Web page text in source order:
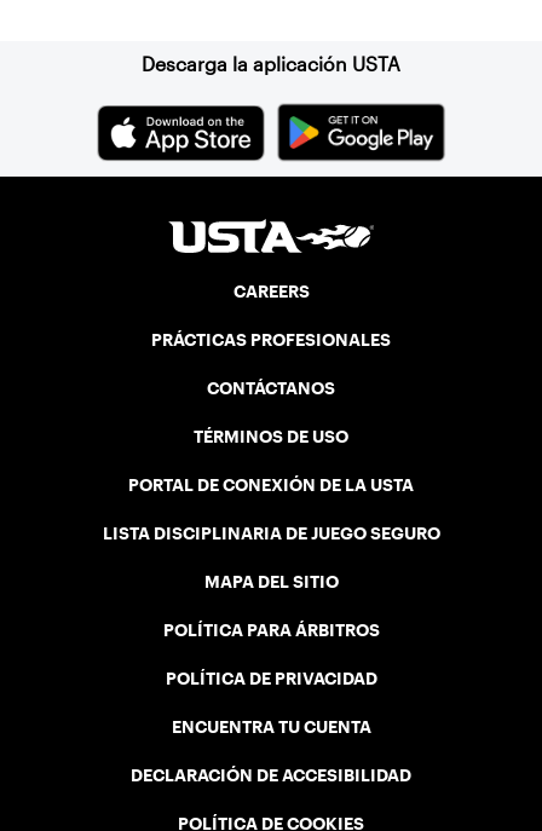
Descarga la aplicación USTA
CAREERS
PRÁCTICAS PROFESIONALES
CONTÁCTANOS
TÉRMINOS DE USO
PORTAL DE CONEXIÓN DE LA USTA
LISTA DISCIPLINARIA DE JUEGO SEGURO
MAPA DEL SITIO
POLÍTICA PARA ÁRBITROS
POLÍTICA DE PRIVACIDAD
ENCUENTRA TU CUENTA
DECLARACIÓN DE ACCESIBILIDAD
POLÍTICA DE COOKIES